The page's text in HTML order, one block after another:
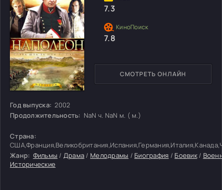
Год выпуска: 2002
Продолжительность: NaN ч. NaN м. ( м.)
Страна:
Жанр: Фильмы / Драма / Мелодрамы / Биография / Боевик/
Исторические
СМОТРЕТЬ ОНЛАЙН
7.3
7.8